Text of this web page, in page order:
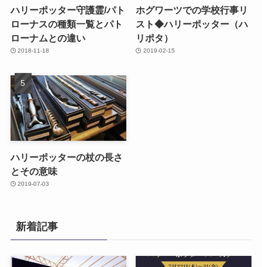
ハリーポッター守護霊/パト
ローナスの種類一覧とパト
ローナムとの違い
2018-11-18
ホグワーツでの学校行事リ
スト◆ハリーポッター（ハ
リポタ）
2019-02-15
ハリーポッターの杖の長さ
とその意味
2019-07-03
新着記事